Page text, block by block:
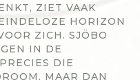
ZIET VAAK
HORIZON
ZICH. SJÖBO
IN DE
DIE
MAAR DAN